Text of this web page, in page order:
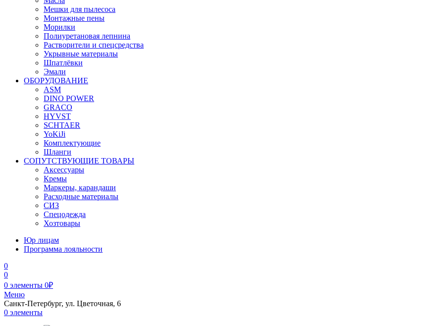
Мешки для пылесоса
Монтажные пены
Морилки
Полиуретановая лепнина
Растворители и спецсредства
Укрывные материалы
Шпатлёвки
Эмали
ОБОРУДОВАНИЕ
ASM
DINO POWER
GRACO
HYVST
SCHTAER
YoKiJi
Комплектующие
Шланги
СОПУТСТВУЮЩИЕ ТОВАРЫ
Аксессуары
Кремы
Маркеры, карандаши
Расходные материалы
СИЗ
Спецодежда
Хозтовары
Юр лицам
Программа лояльности
0
0
0 элементы 0₽
Меню
Санкт-Петербург, ул. Цветочная, 6
0 элементы